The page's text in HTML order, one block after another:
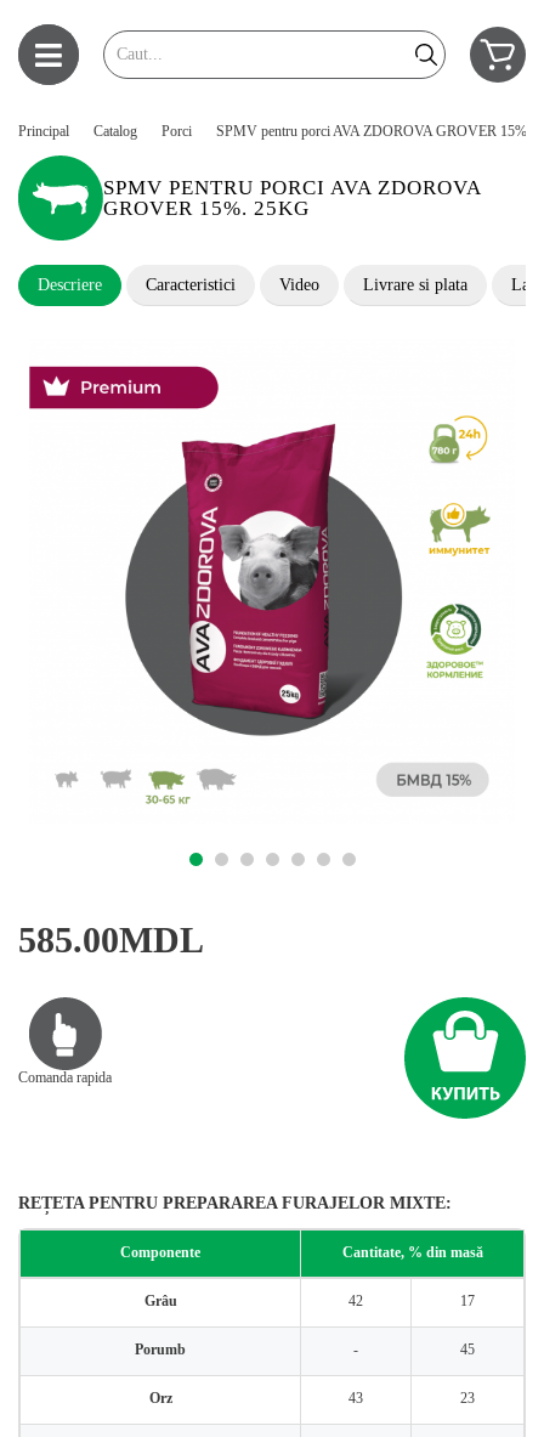
Principal Catalog Porci SPMV pentru porci AVA ZDOROVA GROVER 15%.
SPMV PENTRU PORCI AVA ZDOROVA
GROVER 15%. 25KG
Descriere Caracteristici Video Livrare si plata
585.00MDL
Comanda rapida
REȚETA PENTRU PREPARAREA FURAJELOR MIXTE:
Componente Cantitate, % din masă
Grâu 42 17
Porumb - 45
Orz 43 23